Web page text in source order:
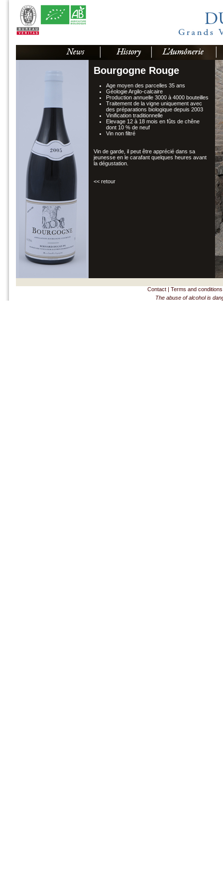
Bourgogne Rouge
Age moyen des parcelles 35 ans
Géologie Argilo-calcaire
Production annuelle 3000 à 4000 bouteilles
Traitement de la vigne uniquement avec
des préparations biologique depuis 2003
Vinification traditionnelle
Elevage 12 à 18 mois en fûts de chêne
dont 10 % de neuf
Vin non filtré
Vin de garde, il peut être apprécié dans sa
jeunesse en le carafant quelques heures avant
la dégustation.
<< retour
Contact | Terms and conditions
The abuse of alcohol is